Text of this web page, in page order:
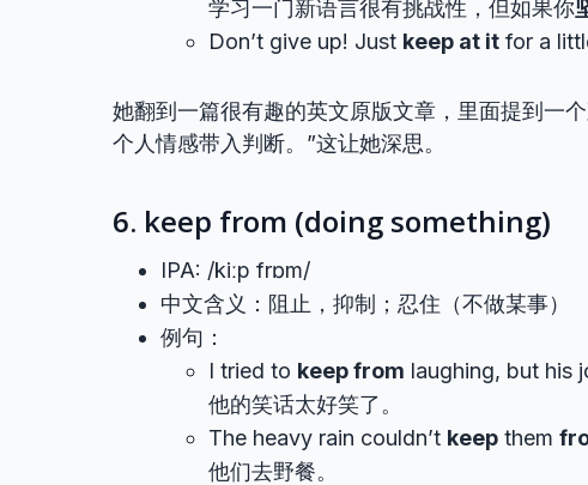
学习一门新语言很有挑战性，但如果你
Don’t give up! Just keep at it for a
她翻到一篇很有趣的英文原版文章，里面提到一
个人情感带入判断。”这让她深思。
6. keep from (doing something)
IPA: /kiːp frɒm/
中文含义：阻止，抑制；忍住（不做某事）
例句：
I tried to keep from laughing, but his
他的笑话太好笑了。
The heavy rain couldn’t keep them
他们去野餐。